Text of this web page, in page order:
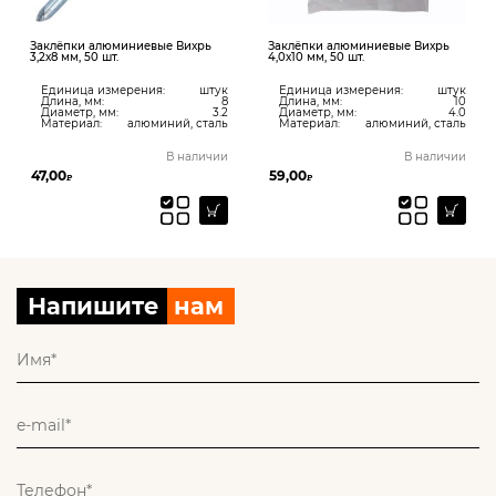
Заклёпки алюминиевые Вихрь
3,2х8 мм, 50 шт.
Единица измерения: штук
Длина, мм: 8
Диаметр, мм: 3.2
Материал: алюминий, сталь
В наличии
47,00₽
Заклёпки алюминиевые Вихрь
4,0х10 мм, 50 шт.
Единица измерения: штук
Длина, мм: 10
Диаметр, мм: 4.0
Материал: алюминий, сталь
В наличии
59,00₽
Напишите нам